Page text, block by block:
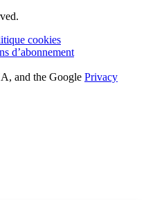
cookies
d’abonnement
and the Google Privacy